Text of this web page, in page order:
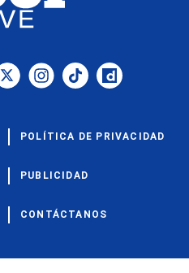
POLÍTICA DE PRIVACIDAD
PUBLICIDAD
CONTÁCTANOS